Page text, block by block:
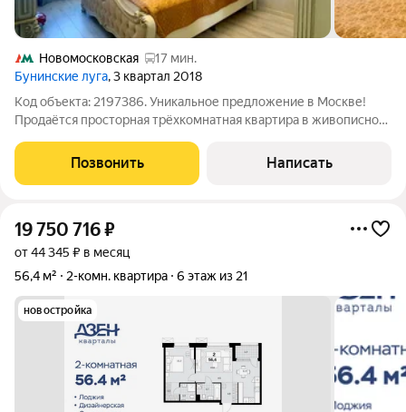
Новомосковская
17 мин.
Бунинские луга, 3 квартал 2018
Код объекта: 2197386. Уникальное предложение в Москве!
Продаётся просторная трёхкомнатная квартира в живописном
Квартира общей площадью 90,8 кв. м расположена на 13 этаже
18-этажного панельного
Позвонить Написать
19 750 716₽
от 44 345 ₽ в месяц
56,4 м²
2-комн. квартира 6 этаж из 21
новостройка